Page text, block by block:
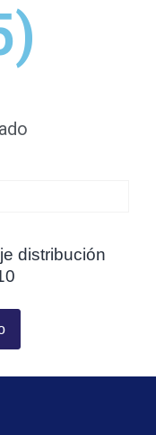
distribución